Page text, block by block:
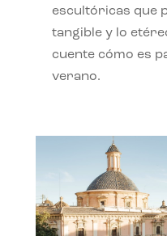
escultóricas que
tangible y lo
cuente cómo es
verano.